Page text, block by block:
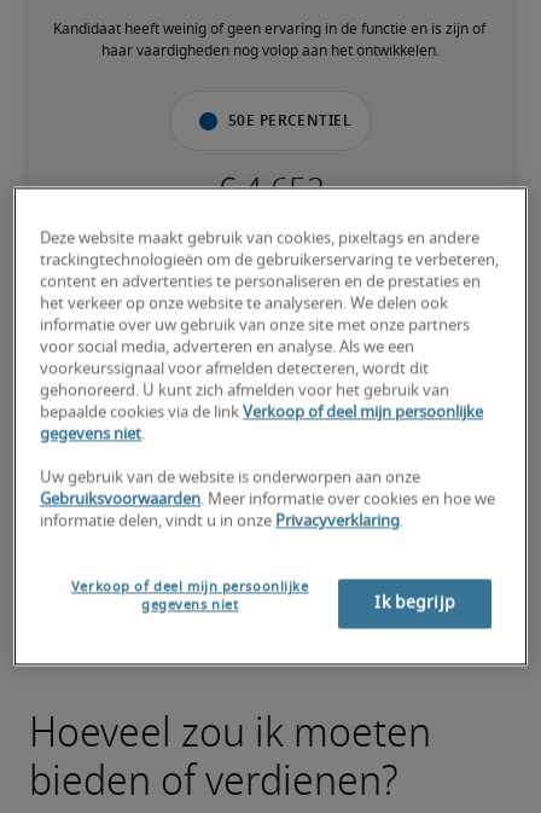
Kandidaat heeft weinig of geen ervaring in de functie en is zijn of
haar vaardigheden nog volop aan het ontwikkelen.
50e percentiel
Kandidaat heeft een gemiddelde ervaring en beschikt grotendeels
over de nodige vaardigheden.
75e percentiel
goed als) alle nodige vaardigheden en kan ook gespecialiseerde
kwalificaties hebben.
Hoeveel zou ik moeten
bieden of verdienen?
Deze website maakt gebruik van cookies, pixeltags en andere
trackingtechnologieën om de gebruikerservaring te verbeteren,
content en advertenties te personaliseren en de prestaties en
het verkeer op onze website te analyseren. We delen ook
informatie over uw gebruik van onze site met onze partners
voor social media, adverteren en analyse. Als we een
voorkeurssignaal voor afmelden detecteren, wordt dit
gehonoreerd. U kunt zich afmelden voor het gebruik van
bepaalde cookies via de linkVerkoop of deel mijn persoonlijke
gegevens niet.
Uw gebruik van de website is onderworpen aan onze
Gebruiksvoorwaarden. Meer informatie over cookies en hoe we
informatie delen, vindt u in onze Privacyverklaring.
Verkoop of deel mijn persoonlijke
gegevens niet
Ik begrijp